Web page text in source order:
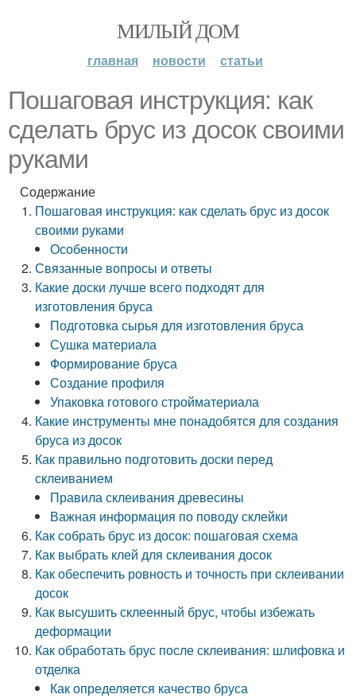
МИЛЫЙ ДОМ
главная новости статьи
Пошаговая инструкция: как
сделать брус из досок своими
руками
Содержание
Пошаговая инструкция: как сделать брус из досок
своими руками
Особенности
Связанные вопросы и ответы
Какие доски лучше всего подходят для
изготовления бруса
Подготовка сырья для изготовления бруса
Сушка материала
Формирование бруса
Создание профиля
Упаковка готового стройматериала
Какие инструменты мне понадобятся для создания
бруса из досок
Как правильно подготовить доски перед
склеиванием
Правила склеивания древесины
Важная информация по поводу склейки
Как собрать брус из досок: пошаговая схема
Как выбрать клей для склеивания досок
Как обеспечить ровность и точность при склеивании
досок
Как высушить склеенный брус, чтобы избежать
деформации
Как обработать брус после склеивания: шлифовка и
отделка
Как определяется качество бруса